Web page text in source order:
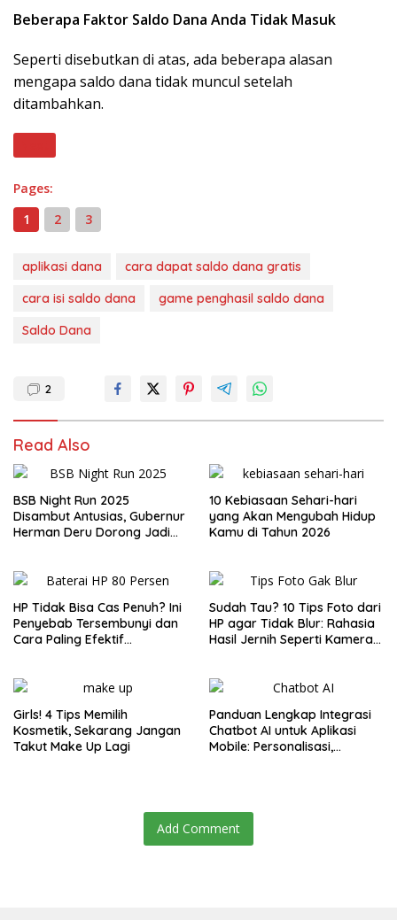
Beberapa Faktor Saldo Dana Anda Tidak Masuk
Seperti disebutkan di atas, ada beberapa alasan
mengapa saldo dana tidak muncul setelah
ditambahkan.
Pages:
1
2 3
aplikasi dana
cara dapat saldo dana gratis
cara isi saldo dana
game penghasil saldo dana
Saldo Dana
2
Read Also
BSB Night Run 2025
Disambut Antusias, Gubernur
Herman Deru Dorong Jadi
10 Kebiasaan Sehari-hari
yang Akan Mengubah Hidup
Kamu di Tahun 2026
HP Tidak Bisa Cas Penuh? Ini
Penyebab Tersembunyi dan
Cara Paling Efektif
Sudah Tau? 10 Tips Foto dari
HP agar Tidak Blur: Rahasia
Hasil Jernih Seperti Kamera
Girls! 4 Tips Memilih
Kosmetik, Sekarang Jangan
Takut Make Up Lagi
Panduan Lengkap Integrasi
Chatbot AI untuk Aplikasi
Mobile: Personalisasi,
Add Comment